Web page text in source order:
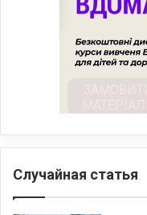
Случайная статья